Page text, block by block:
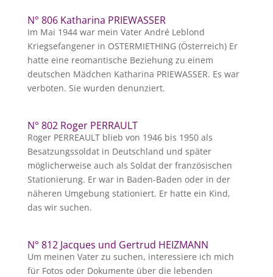
N° 806 Katharina PRIEWASSER
Im Mai 1944 war mein Vater André Leblond
Kriegsefangener in OSTERMIETHING (Österreich) Er
hatte eine reomantische Beziehung zu einem
deutschen Mädchen Katharina PRIEWASSER. Es war
verboten. Sie wurden denunziert.
N° 802 Roger PERRAULT
Roger PERREAULT blieb von 1946 bis 1950 als
Besatzungssoldat in Deutschland und später
möglicherweise auch als Soldat der französischen
Stationierung. Er war in Baden-Baden oder in der
näheren Umgebung stationiert. Er hatte ein Kind,
das wir suchen.
N° 812 Jacques und Gertrud HEIZMANN
Um meinen Vater zu suchen, interessiere ich mich
für Fotos oder Dokumente über die lebenden